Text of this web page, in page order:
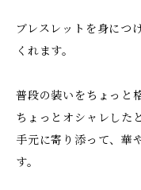
ブレスレットを身につ
くれます。
普段の装いをちょっと
ちょっとオシャレした
手元に寄り添って、華
す。